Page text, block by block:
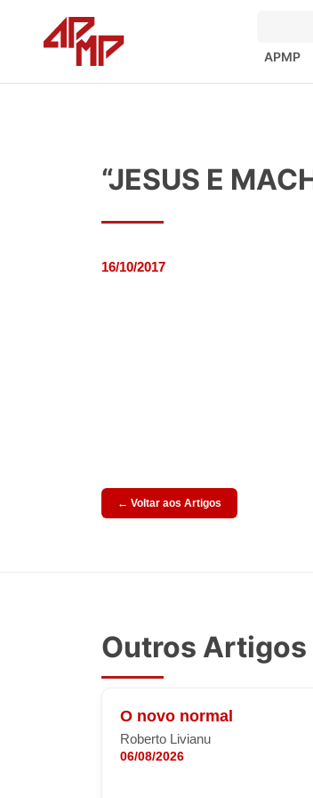
APMP
“JESUS E
16/10/2017
← Voltar aos Artigos
Outros Artigos
O novo normal
Roberto Livianu
06/08/2026